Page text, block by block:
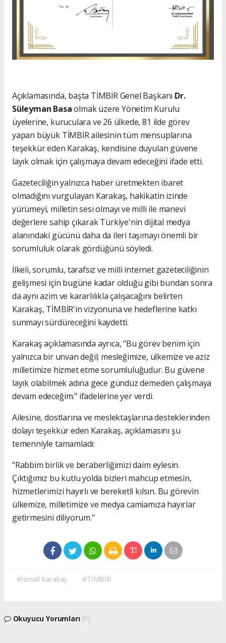
Açıklamasında, başta TİMBİR Genel Başkanı Dr.
Süleyman Basaolmak üzere Yönetim Kurulu
üyelerine, kuruculara ve 26 ülkede, 81 ilde görev
yapan büyük TİMBİR ailesinin tüm mensuplarına
teşekkür eden Karakaş, kendisine duyulan güvene
layık olmak için çalışmaya devam edeceğini ifade etti.
Gazeteciliğin yalnızca haber üretmekten ibaret
olmadığını vurgulayan Karakaş, hakikatin izinde
yürümeyi, milletin sesi olmayı ve milli ile manevi
değerlere sahip çıkarak Türkiye'nin dijital medya
alanındaki gücünü daha da ileri taşımayı önemli bir
sorumluluk olarak gördüğünü söyledi.
İlkeli, sorumlu, tarafsız ve milli internet gazeteciliğinin
gelişmesi için bugüne kadar olduğu gibi bundan sonra
da aynı azim ve kararlılıkla çalışacağını belirten
Karakaş, TİMBİR'in vizyonuna ve hedeflerine katkı
sunmayı sürdüreceğini kaydetti.
Karakaş açıklamasında ayrıca, "Bu görev benim için
yalnızca bir unvan değil; mesleğimize, ülkemize ve aziz
milletimize hizmet etme sorumluluğudur. Bu güvene
layık olabilmek adına gece gündüz demeden çalışmaya
devam edeceğim." ifadelerine yer verdi.
Ailesine, dostlarına ve meslektaşlarına desteklerinden
dolayı teşekkür eden Karakaş, açıklamasını şu
temenniyle tamamladı:
"Rabbim birlik ve beraberliğimizi daim eylesin.
Çıktığımız bu kutlu yolda bizleri mahcup etmesin,
hizmetlerimizi hayırlı ve bereketli kılsın. Bu görevin
ülkemize, milletimize ve medya camiamıza hayırlar
getirmesini diliyorum."
#İsmail Karakaş #TİMBİR
Okuyucu Yorumları (0)